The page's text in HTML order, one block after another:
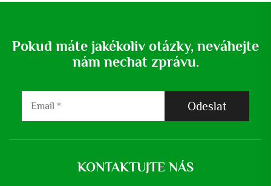
Pokud máte jakékoliv otázky, neváhejte
nám nechat zprávu.
Odeslat
KONTAKTUJTE NÁS